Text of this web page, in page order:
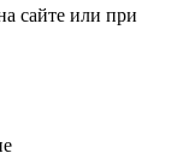
сайте или при